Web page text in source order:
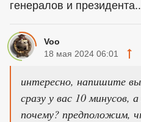
генералов и
Voo
18 мая 2024 06:01
интересно, напишите
сразу у вас 10 минусов,
почему? предположим,